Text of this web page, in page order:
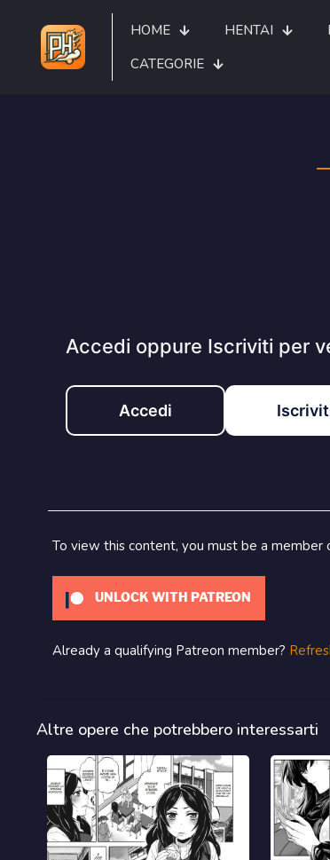
HOME HENTAI
CATEGORIE
Accedi oppure Iscriviti per
Accedi
To view this content, you must be a member
UNLOCK WITH PATREON
Already a qualifying Patreon member?
Altre opere che potrebbero interessarti